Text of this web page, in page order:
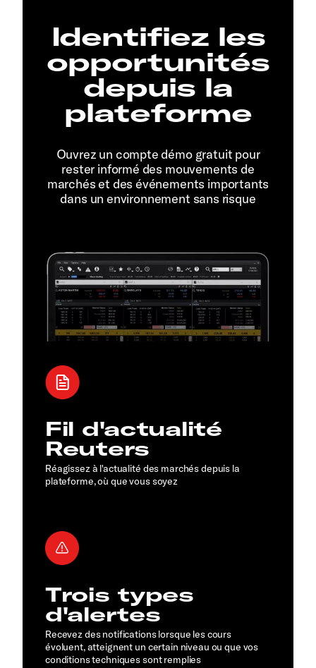
Identifiez les
opportunités
depuis la
plateforme
Ouvrez un compte démo gratuit pour
rester informé des mouvements de
marchés et des événements importants
dans un environnement sans risque
Fil d'actualité
Reuters
Réagissez à l'actualité des marchés depuis la
plateforme, où que vous soyez
Trois types
d'alertes
Recevez des notifications lorsque les cours
évoluent, atteignent un certain niveau ou que vos
conditions techniques sont remplies